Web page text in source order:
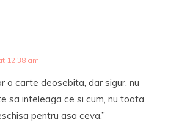
12:38 am
o carte deosebita, dar sigur, nu
sa inteleaga ce si cum, nu toata
pentru asa ceva.”